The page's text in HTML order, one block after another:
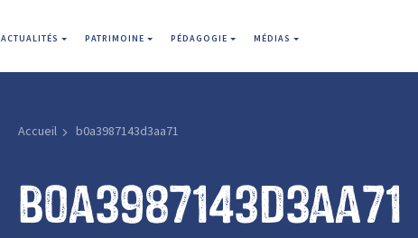
ACTUALITÉS PATRIMOINE PÉDAGOGIE MÉDIAS
Accueil b0a3987143d3aa71
b0a3987143d3aa71